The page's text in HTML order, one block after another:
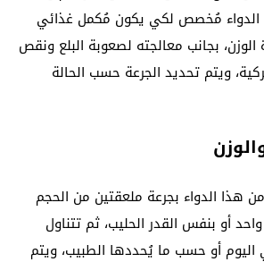
وهذا الدواء مُخصص لكي يكون مُكمل غذائي
بجانب معالجته لصعوبة البلع ونقص
ويتم تحديد الجرعة حسب الحالة
هذا الدواء بجرعة ملعقتين من الحجم
أو بنفس القدر الحليب، ثم تتناول
اليوم أو حسب ما يُحددها الطبيب، ويتم